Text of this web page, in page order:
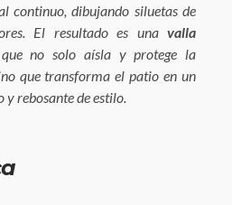
continuo, dibujando siluetas de
El resultado es una valla
que no solo aísla y protege la
que transforma el patio en un
rebosante de estilo.